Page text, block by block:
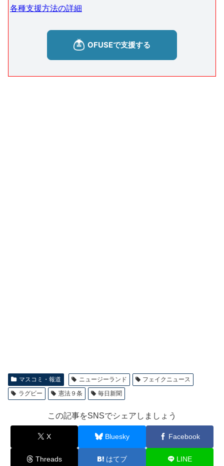
各種支援方法の詳細
マスコミ・報道 ニュージーランド
フェイクニュース
ラグビー
憲法９条 毎日新聞
この記事をSNSでシェアしましょう
X Bluesky Facebook
Threads はてブ LINE